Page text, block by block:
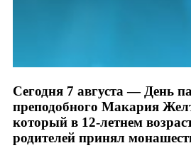
Сегодня 7 августа — День
преподобного Макария
который в 12-летнем
родителей принял